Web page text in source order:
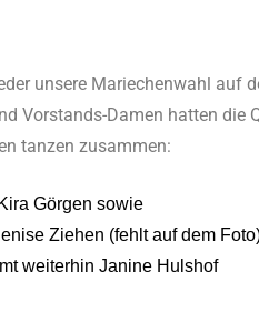
unsere Mariechenwahl auf
Vorstands-Damen hatten die
tanzen zusammen:
Görgen sowie
Ziehen (fehlt auf dem
weiterhin Janine Hulshof